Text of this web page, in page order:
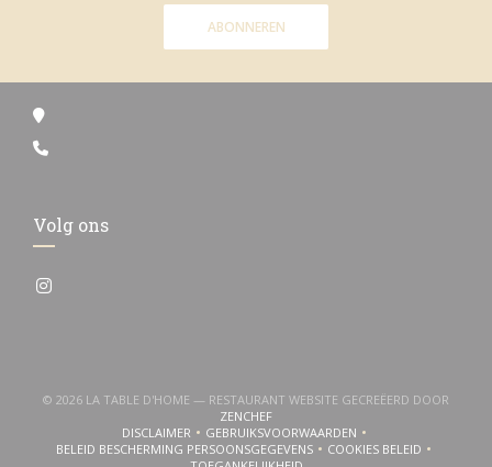
ABONNEREN
Volg ons
Instagram ((opent in een nieuw venster))
© 2026 LA TABLE D'HOME — RESTAURANT WEBSITE GECREËERD DOOR
ZENCHEF((OPENT IN EEN NIEUW VENSTER))
DISCLAIMER((OPENT IN EEN NIEUW VENSTER))
GEBRUIKSVOORWAARDEN((OPENT IN EEN NIEUW VENSTER))
BELEID BESCHERMING PERSOONSGEGEVENS
((OPENT IN EEN NIEUW VENSTER))
COOKIES BELEID((OPENT IN EEN